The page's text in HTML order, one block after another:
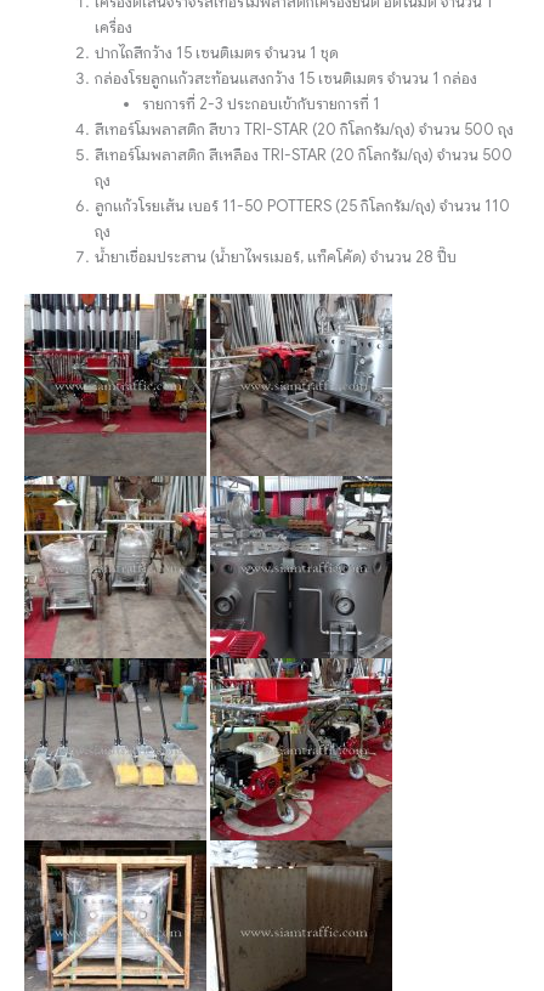
เครื่อง
ปากไถสีกว้าง 15 เซนติเมตร จำนวน 1 ชุด
กล่องโรยลูกแก้วสะท้อนแสงกว้าง 15 เซนติเมตร จำนวน 1 กล่อง
รายการที่ 2-3 ประกอบเข้ากับรายการที่ 1
สีเทอร์โมพลาสติก สีขาว TRI-STAR (20 กิโลกรัม/ถุง) จำนวน 500 ถุง
สีเทอร์โมพลาสติก สีเหลือง TRI-STAR (20 กิโลกรัม/ถุง) จำนวน 500
ถุง
ลูกแก้วโรยเส้น เบอร์ 11-50 POTTERS (25 กิโลกรัม/ถุง) จำนวน 110
ถุง
น้ำยาเชื่อมประสาน (น้ำยาไพรเมอร์, แท็คโค้ด) จำนวน 28 ปี๊บ